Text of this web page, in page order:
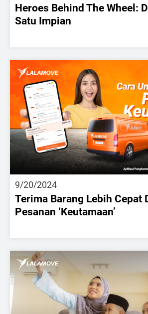
Heroes Behind The Wheel:
Satu Impian
9/20/2024
Terima Barang Lebih Cepat
Pesanan ‘Keutamaan’